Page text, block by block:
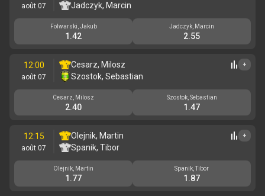
août 07
Jadczyk, Marcin
Folwarski, Jakub
1.42
Jadczyk, Marcin
2.55
12:00
août 07
Cesarz, Milosz
Szostok, Sebastian
+
Cesarz, Milosz
2.40
Szostok, Sebastian
1.47
12:15
août 07
Olejnik, Martin
Spanik, Tibor
+
Olejnik, Martin
1.77
Spanik, Tibor
1.87